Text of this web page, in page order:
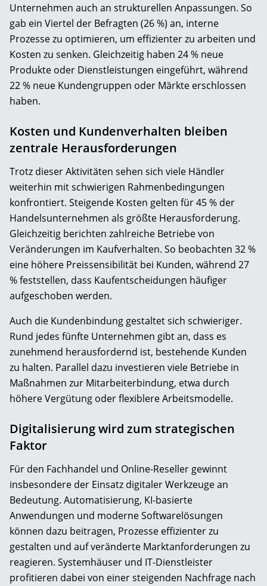
Unternehmen auch an strukturellen Anpassungen. So
gab ein Viertel der Befragten (26 %) an, interne
Prozesse zu optimieren, um effizienter zu arbeiten und
Kosten zu senken. Gleichzeitig haben 24 % neue
Produkte oder Dienstleistungen eingeführt, während
22 % neue Kundengruppen oder Märkte erschlossen
haben.
Kosten und Kundenverhalten bleiben
zentrale Herausforderungen
Trotz dieser Aktivitäten sehen sich viele Händler
weiterhin mit schwierigen Rahmenbedingungen
konfrontiert. Steigende Kosten gelten für 45 % der
Handelsunternehmen als größte Herausforderung.
Gleichzeitig berichten zahlreiche Betriebe von
Veränderungen im Kaufverhalten. So beobachten 32 %
eine höhere Preissensibilität bei Kunden, während 27
% feststellen, dass Kaufentscheidungen häufiger
aufgeschoben werden.
Auch die Kundenbindung gestaltet sich schwieriger.
Rund jedes fünfte Unternehmen gibt an, dass es
zunehmend herausfordernd ist, bestehende Kunden
zu halten. Parallel dazu investieren viele Betriebe in
Maßnahmen zur Mitarbeiterbindung, etwa durch
höhere Vergütung oder flexiblere Arbeitsmodelle.
Digitalisierung wird zum strategischen
Faktor
Für den Fachhandel und Online-Reseller gewinnt
insbesondere der Einsatz digitaler Werkzeuge an
Bedeutung. Automatisierung, KI-basierte
Anwendungen und moderne Softwarelösungen
können dazu beitragen, Prozesse effizienter zu
gestalten und auf veränderte Marktanforderungen zu
reagieren. Systemhäuser und IT-Dienstleister
profitieren dabei von einer steigenden Nachfrage nach